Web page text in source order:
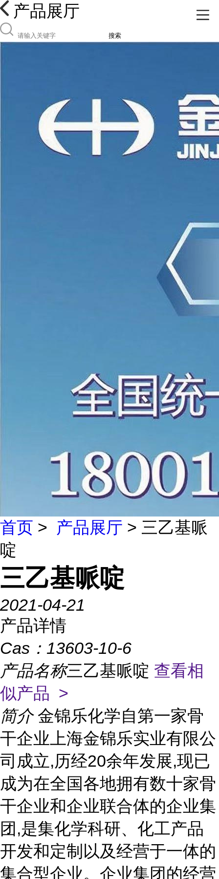
产品展厅
搜索
首页 > 产品展厅 > 三乙基哌
啶
三乙基哌啶
2021-04-21
产品详情
Cas： 13603-10-6
产品名称三乙基哌啶 查看相
似产品 >
简介 金锦乐化学自第一家骨
干企业上海金锦乐实业有限公
司成立,历经20余年发展,现已
成为在全国各地拥有数十家骨
干企业和企业联合体的企业集
团,是集化学科研、化工产品
开发和定制以及经营于一体的
集合型企业。企业集团的经营